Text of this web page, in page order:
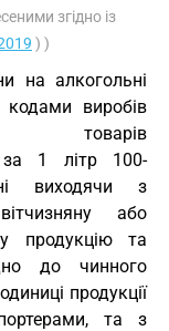
згідно із
) )
на алкогольні
кодами виробів
товарів
за 1 літр 100-
виходячи з
або
продукцію та
до чинного
продукції
та з